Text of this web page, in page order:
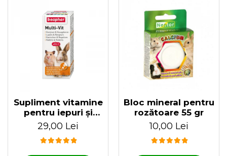
Supliment vitamine
pentru iepuri și
rozătoare Multi-Vit
20 ml
29,00 Lei
Bloc mineral pentru
rozătoare 55 gr
10,00 Lei